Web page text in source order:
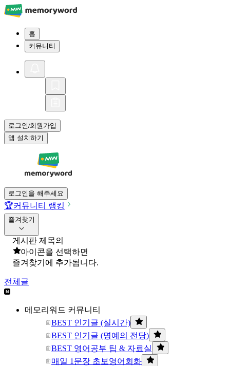
홈
커뮤니티
로그인/회원가입
앱 설치하기
로그인을 해주세요
🏆커뮤니티 랭킹
즐겨찾기
게시판 제목의
아이콘을 선택하면
즐겨찾기에 추가됩니다.
전체글
메모리워드 커뮤니티
BEST 인기글 (실시간)
BEST 인기글 (명예의 전당)
BEST 영어공부 팁 & 자료실
매일 1문장 초보영어회화